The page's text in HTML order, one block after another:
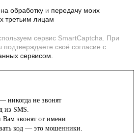
обработку и передачу моих
третьим лицам
сервис SmartCaptcha. При
своё согласие с
сервисом.
никогда не звонят
из SMS.
Вам звонят от имени
код — это мошенники.